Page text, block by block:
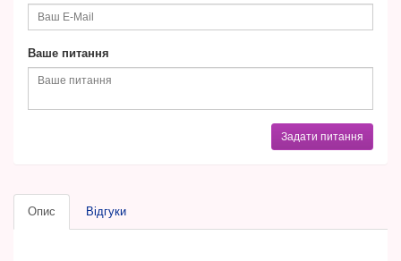
Ваше питання
Задати питання
Опис Відгуки